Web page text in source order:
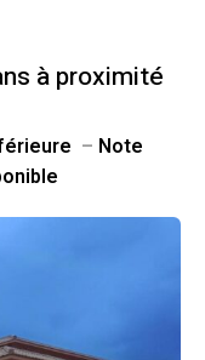
à proximité
– Note